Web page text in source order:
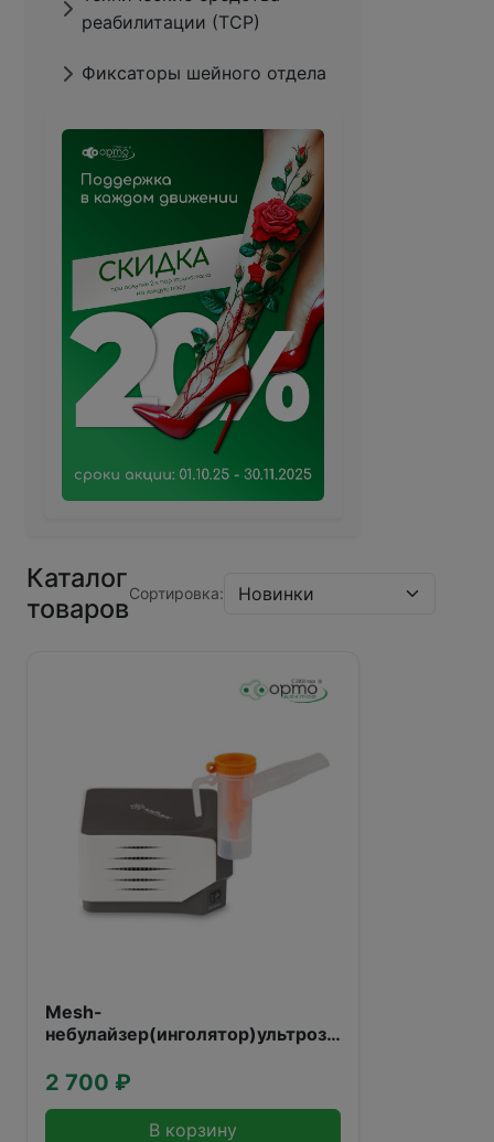
реабилитации (ТСР)
Фиксаторы шейного отдела
Каталог
товаровСортировка:
Mesh-
небулайзер(инголятор)ультрозвуковой
2 700 ₽
В корзину